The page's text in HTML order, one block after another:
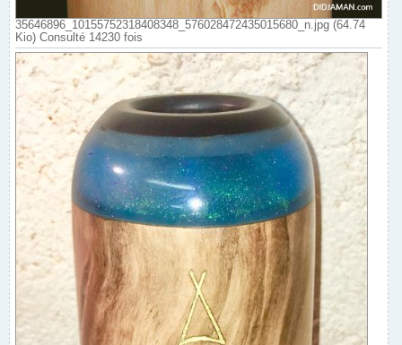
35646896_10155752318408348_576028472435015680_n.jpg (64.74
Kio) Consulté 14230 fois